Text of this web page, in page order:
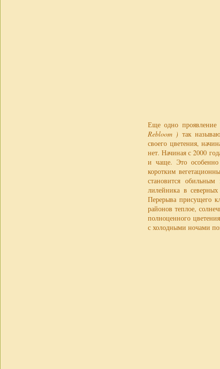
Еще одно
Rebloom ) так
своего цветения,
нет. Начиная с 2000
и чаще. Это
коротким
становится
лилейника в
Перерыва присущего
районов теплое,
полноценного
с холодными ночами